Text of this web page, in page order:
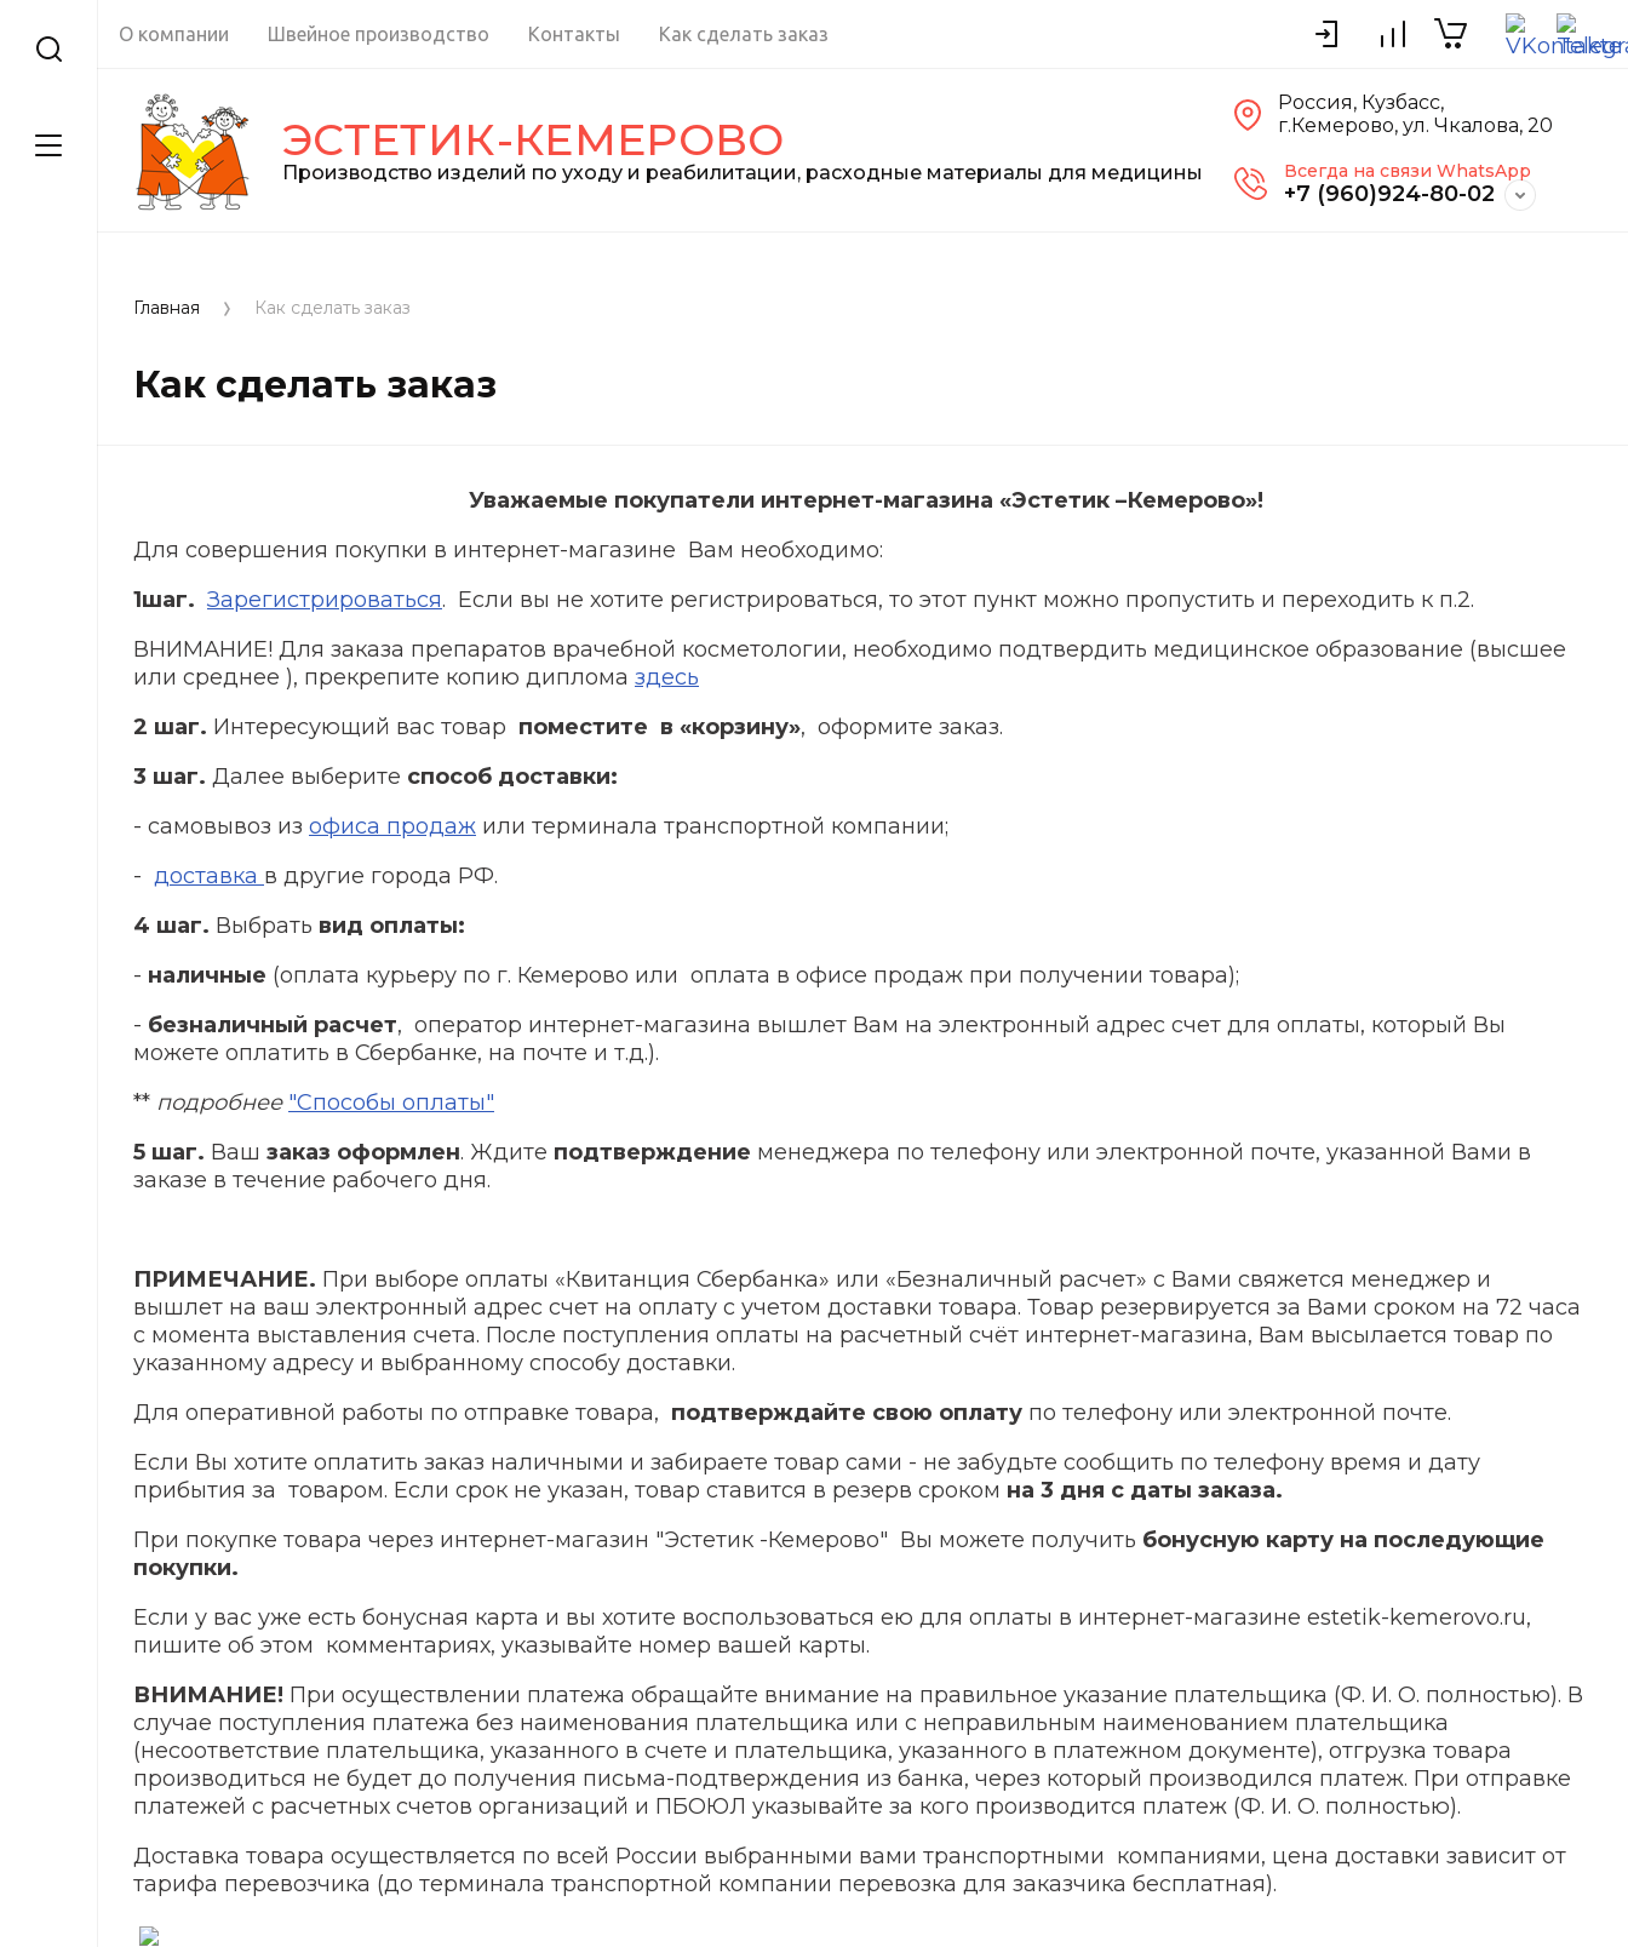
О компании Швейное производство Контакты Как сделать заказ
ЭСТЕТИК-КЕМЕРОВО
Производство изделий по уходу и реабилитации, расходные материалы для медицины
Россия, Кузбасс,
г.Кемерово, ул. Чкалова, 20
Всегда на связи WhatsApp
+7 (960)924-80-02
Главная Как сделать заказ
Как сделать заказ
Уважаемые покупатели интернет-магазина «Эстетик –Кемерово»!
Для совершения покупки в интернет-магазине Вам необходимо:
1шаг. Зарегистрироваться. Если вы не хотите регистрироваться, то этот пункт можно пропустить и переходить к п.2.
ВНИМАНИЕ! Для заказа препаратов врачебной косметологии, необходимо подтвердить медицинское образование (высшее
или среднее ), прекрепите копию диплома здесь
2 шаг. Интересующий вас товар поместите в «корзину», оформите заказ.
3 шаг. Далее выберите способ доставки:
- самовывоз из офиса продаж или терминала транспортной компании;
- доставка в другие города РФ.
4 шаг. Выбрать вид оплаты:
- наличные (оплата курьеру по г. Кемерово или оплата в офисе продаж при получении товара);
- безналичный расчет, оператор интернет-магазина вышлет Вам на электронный адрес счет для оплаты, который Вы
можете оплатить в Сбербанке, на почте и т.д.).
** подробнее "Способы оплаты"
5 шаг. Ваш заказ оформлен. Ждите подтверждение менеджера по телефону или электронной почте, указанной Вами в
заказе в течение рабочего дня.
ПРИМЕЧАНИЕ. При выборе оплаты «Квитанция Сбербанка» или «Безналичный расчет» с Вами свяжется менеджер и
вышлет на ваш электронный адрес счет на оплату с учетом доставки товара. Товар резервируется за Вами сроком на 72 часа
с момента выставления счета. После поступления оплаты на расчетный счёт интернет-магазина, Вам высылается товар по
указанному адресу и выбранному способу доставки.
Для оперативной работы по отправке товара, подтверждайте свою оплату по телефону или электронной почте.
Если Вы хотите оплатить заказ наличными и забираете товар сами - не забудьте сообщить по телефону время и дату
прибытия за товаром. Если срок не указан, товар ставится в резерв сроком на 3 дня с даты заказа.
При покупке товара через интернет-магазин "Эстетик -Кемерово" Вы можете получить бонусную карту на последующие
покупки.
Если у вас уже есть бонусная карта и вы хотите воспользоваться ею для оплаты в интернет-магазине estetik-kemerovo.ru,
пишите об этом комментариях, указывайте номер вашей карты.
ВНИМАНИЕ! При осуществлении платежа обращайте внимание на правильное указание плательщика (Ф. И. О. полностью). В
случае поступления платежа без наименования плательщика или с неправильным наименованием плательщика
(несоответствие плательщика, указанного в счете и плательщика, указанного в платежном документе), отгрузка товара
производиться не будет до получения письма-подтверждения из банка, через который производился платеж. При отправке
платежей с расчетных счетов организаций и ПБОЮЛ указывайте за кого производится платеж (Ф. И. О. полностью).
Доставка товара осуществляется по всей России выбранными вами транспортными компаниями, цена доставки зависит от
тарифа перевозчика (до терминала транспортной компании перевозка для заказчика бесплатная).